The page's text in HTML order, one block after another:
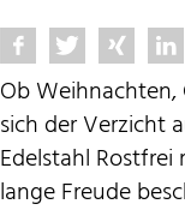
Ob
sich der Verzicht
Edelstahl
lange Freude